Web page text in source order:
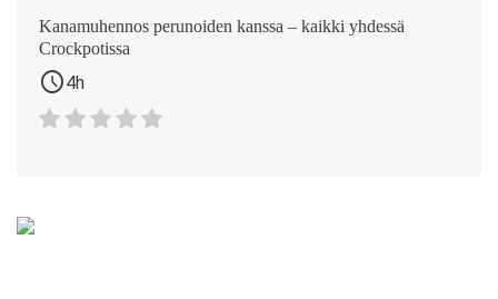
Kanamuhennos perunoiden kanssa – kaikki yhdessä
Crockpotissa
schedule4h